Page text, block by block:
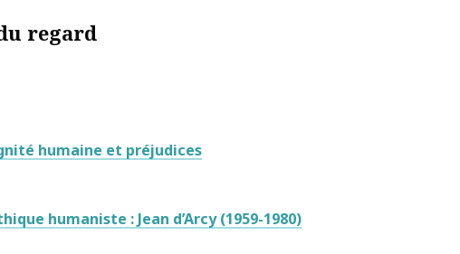
regard
humaine et préjudices
humaniste : Jean d’Arcy (1959-1980)